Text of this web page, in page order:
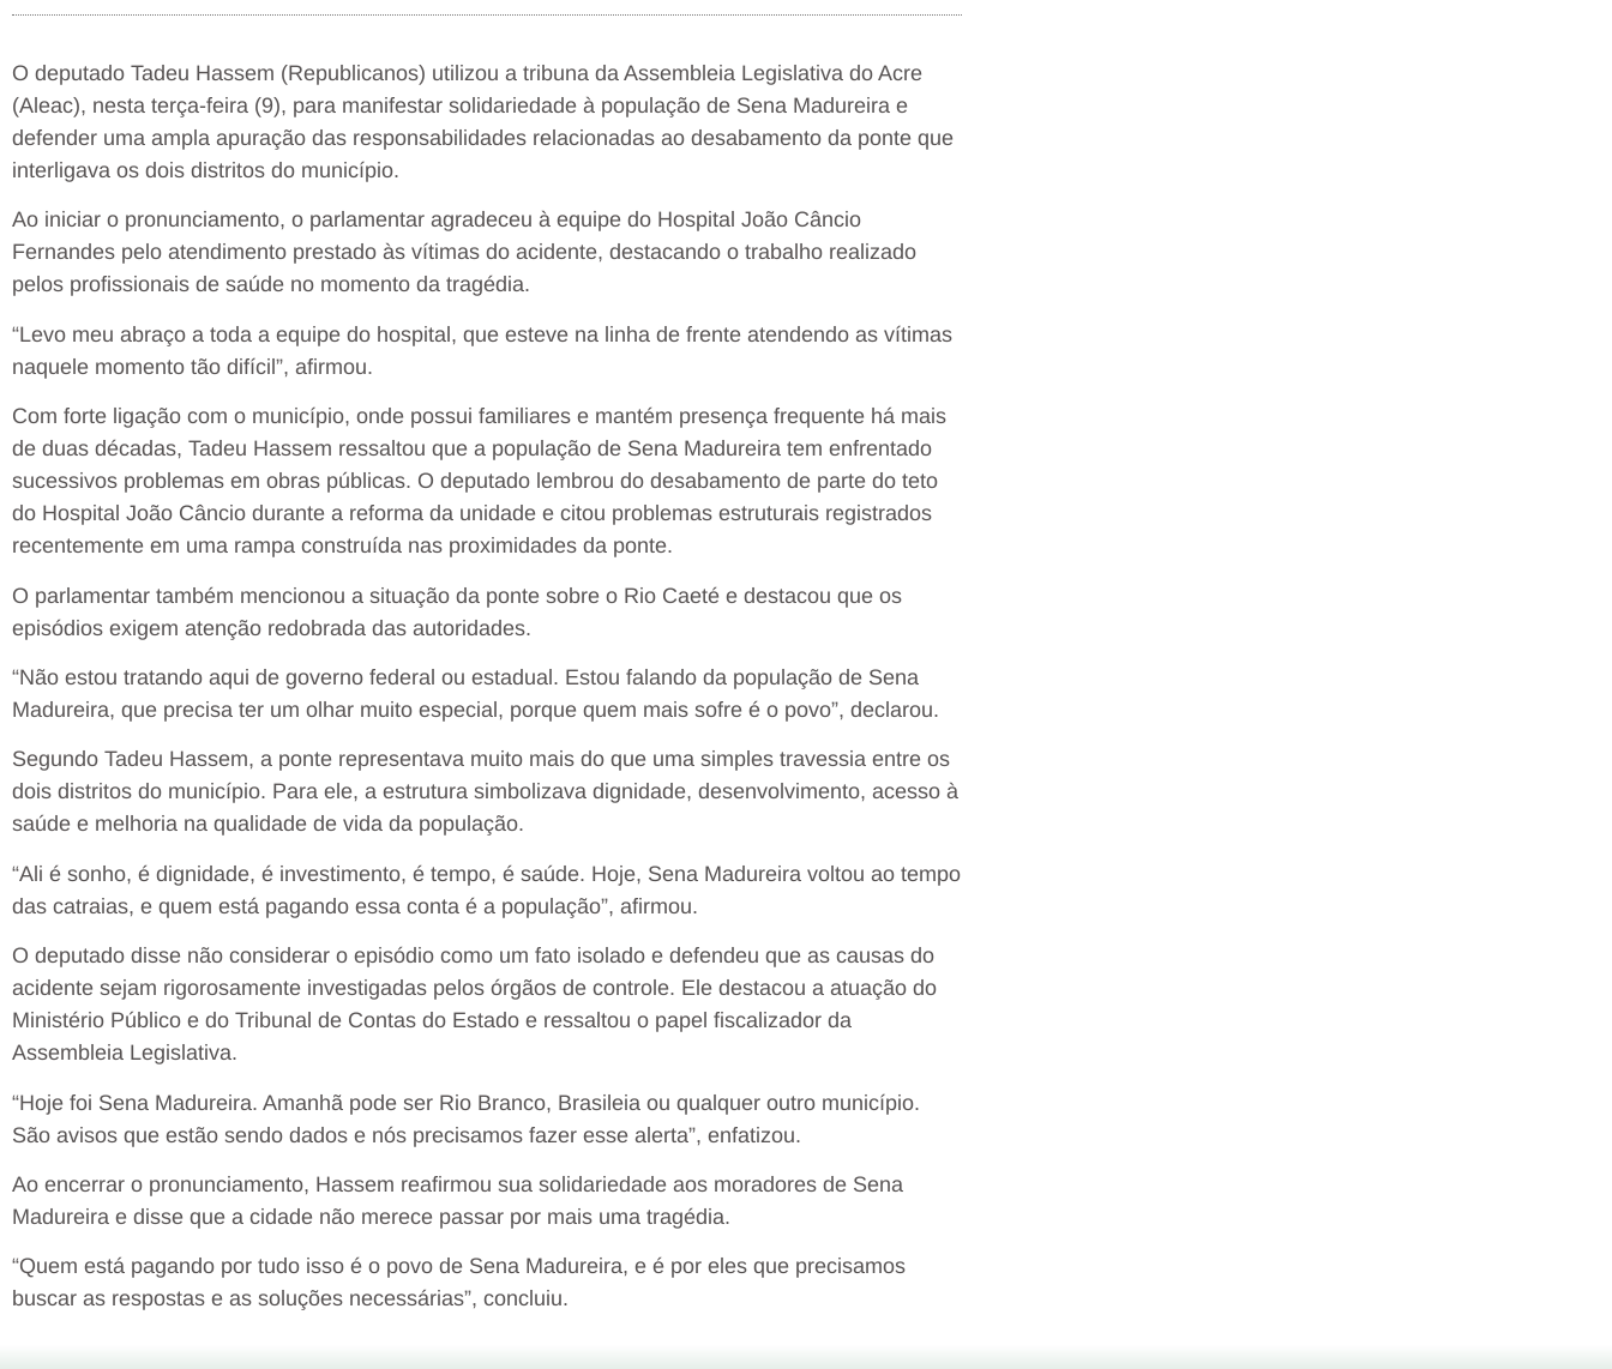
O deputado Tadeu Hassem (Republicanos) utilizou a tribuna da Assembleia Legislativa do Acre
(Aleac), nesta terça-feira (9), para manifestar solidariedade à população de Sena Madureira e
defender uma ampla apuração das responsabilidades relacionadas ao desabamento da ponte que
interligava os dois distritos do município.
Ao iniciar o pronunciamento, o parlamentar agradeceu à equipe do Hospital João Câncio
Fernandes pelo atendimento prestado às vítimas do acidente, destacando o trabalho realizado
pelos profissionais de saúde no momento da tragédia.
“Levo meu abraço a toda a equipe do hospital, que esteve na linha de frente atendendo as vítimas
naquele momento tão difícil”, afirmou.
Com forte ligação com o município, onde possui familiares e mantém presença frequente há mais
de duas décadas, Tadeu Hassem ressaltou que a população de Sena Madureira tem enfrentado
sucessivos problemas em obras públicas. O deputado lembrou do desabamento de parte do teto
do Hospital João Câncio durante a reforma da unidade e citou problemas estruturais registrados
recentemente em uma rampa construída nas proximidades da ponte.
O parlamentar também mencionou a situação da ponte sobre o Rio Caeté e destacou que os
episódios exigem atenção redobrada das autoridades.
“Não estou tratando aqui de governo federal ou estadual. Estou falando da população de Sena
Madureira, que precisa ter um olhar muito especial, porque quem mais sofre é o povo”, declarou.
Segundo Tadeu Hassem, a ponte representava muito mais do que uma simples travessia entre os
dois distritos do município. Para ele, a estrutura simbolizava dignidade, desenvolvimento, acesso à
saúde e melhoria na qualidade de vida da população.
“Ali é sonho, é dignidade, é investimento, é tempo, é saúde. Hoje, Sena Madureira voltou ao tempo
das catraias, e quem está pagando essa conta é a população”, afirmou.
O deputado disse não considerar o episódio como um fato isolado e defendeu que as causas do
acidente sejam rigorosamente investigadas pelos órgãos de controle. Ele destacou a atuação do
Ministério Público e do Tribunal de Contas do Estado e ressaltou o papel fiscalizador da
Assembleia Legislativa.
“Hoje foi Sena Madureira. Amanhã pode ser Rio Branco, Brasileia ou qualquer outro município.
São avisos que estão sendo dados e nós precisamos fazer esse alerta”, enfatizou.
Ao encerrar o pronunciamento, Hassem reafirmou sua solidariedade aos moradores de Sena
Madureira e disse que a cidade não merece passar por mais uma tragédia.
“Quem está pagando por tudo isso é o povo de Sena Madureira, e é por eles que precisamos
buscar as respostas e as soluções necessárias”, concluiu.